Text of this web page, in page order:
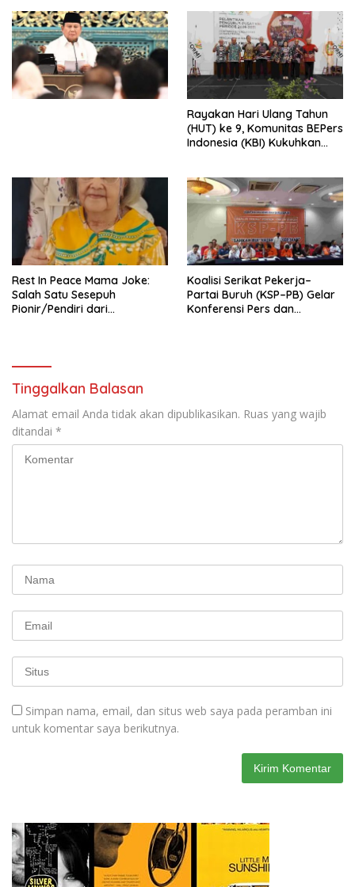
Penjajahan (Pergolakan
Ekonomi Politik Indonesia) &
Simposium Nasional “Urgensi
Undang-Undang
Perekonomian Nasional dan
Kesejahteraan Sosial dalam
Rayakan Hari Ulang Tahun
(HUT) ke 9, Komunitas BEPers
Indonesia (KBI) Kukuhkan
Tema: “Penguatan dan
Pengembangan Organisasi
KBI yang Berbasis Riset di
seluruh Indonesia dan
Mancanegara”.
Rest In Peace Mama Joke:
Salah Satu Sesepuh
Pionir/Pendiri dari
Kasih Allah.
Koalisi Serikat Pekerja–
Partai Buruh (KSP–PB) Gelar
Konferensi Pers dan
Tinggalkan Balasan
Alamat email Anda tidak akan dipublikasikan. Ruas yang wajib
ditandai *
Simpan nama, email, dan situs web saya pada peramban ini
untuk komentar saya berikutnya.